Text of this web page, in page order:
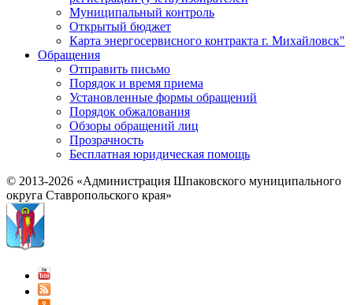
Муниципальный контроль
Открытый бюджет
Карта энергосервисного контракта г. Михайловск"
Обращения
Отправить письмо
Порядок и время приема
Установленные формы обращений
Порядок обжалования
Обзоры обращений лиц
Прозрачность
Бесплатная юридическая помощь
© 2013-2026 «Администрация Шпаковского муниципального
округа Ставропольского края»